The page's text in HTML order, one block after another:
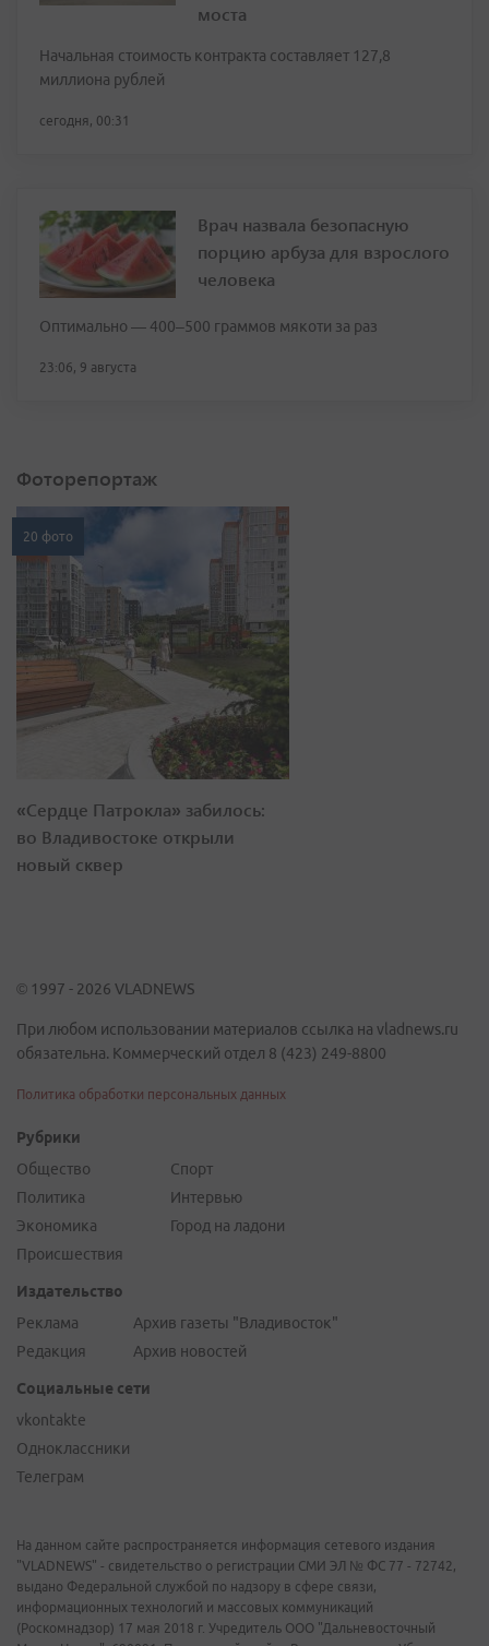
моста
Начальная стоимость контракта составляет 127,8
миллиона рублей
сегодня, 00:31
Врач назвала безопасную
порцию арбуза для взрослого
человека
Оптимально — 400–500 граммов мякоти за раз
23:06, 9 августа
Фоторепортаж
20 фото
«Сердце Патрокла» забилось:
во Владивостоке открыли
новый сквер
© 1997 - 2026 VLADNEWS
При любом использовании материалов ссылка на vladnews.ru
обязательна. Коммерческий отдел 8 (423) 249-8800
Политика обработки персональных данных
Рубрики
Общество
Политика
Экономика
Происшествия
Спорт
Интервью
Город на ладони
Издательство
Реклама
Редакция
Архив газеты "Владивосток"
Архив новостей
Социальные сети
vkontakte
Одноклассники
Телеграм
На данном сайте распространяется информация сетевого издания
"VLADNEWS" - свидетельство о регистрации СМИ ЭЛ № ФС 77 - 72742,
выдано Федеральной службой по надзору в сфере связи,
информационных технологий и массовых коммуникаций
(Роскомнадзор) 17 мая 2018 г. Учредитель ООО "Дальневосточный